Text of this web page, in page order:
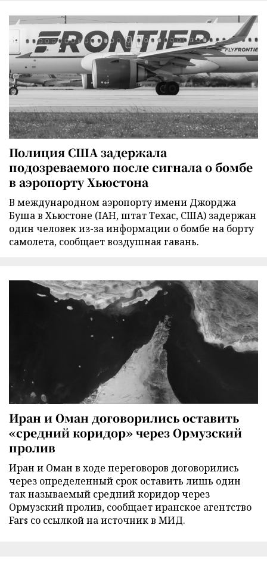
Полиция США задержала
подозреваемого после сигнала о бомбе
в аэропорту Хьюстона
В международном аэропорту имени Джорджа
Буша в Хьюстоне (IAH, штат Техас, США) задержан
один человек из-за информации о бомбе на борту
самолета, сообщает воздушная гавань.
Иран и Оман договорились оставить
«средний коридор» через Ормузский
пролив
Иран и Оман в ходе переговоров договорились
через определенный срок оставить лишь один
так называемый средний коридор через
Ормузский пролив, сообщает иранское агентство
Fars со ссылкой на источник в МИД.